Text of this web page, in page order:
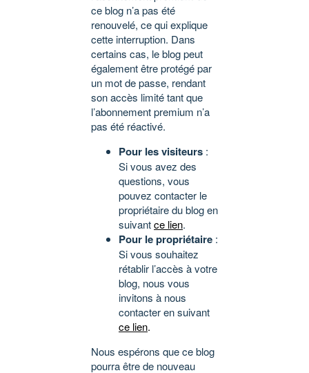
ce blog n’a pas été
renouvelé, ce qui explique
cette interruption. Dans
certains cas, le blog peut
également être protégé par
un mot de passe, rendant
son accès limité tant que
l’abonnement premium n’a
pas été réactivé.
Pour les visiteurs :
Si vous avez des
questions, vous
pouvez contacter le
propriétaire du blog en
suivantce lien.
Pour le propriétaire :
Si vous souhaitez
rétablir l’accès à votre
blog, nous vous
invitons à nous
contacter en suivant
ce lien.
Nous espérons que ce blog
pourra être de nouveau